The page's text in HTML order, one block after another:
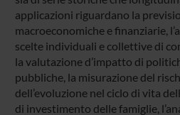
applicazioni riguardano la
macroeconomiche e finanziarie,
scelte individuali e collettive di
la valutazione d’impatto di
pubbliche, la misurazione del
dell’evoluzione nel ciclo di vita
di investimento delle famiglie,